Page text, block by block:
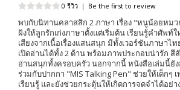
0 รีวิว | Be the first to review
พบกับนิทานคลาสสิก 2 ภาษา เรื่อง "หนูน้อยหม
ฝังให้ลูกรักเก่งภาษาตั้งแต่เริ่มต้น เรียนรู้คำศัพท์
เสียงจากเนื้อเรื่องแสนสนุก มีทั้งเวอร์ชันภาษาไ
เปิดอ่านได้ทั้ง 2 ด้าน พร้อมภาพประกอบน่ารัก
อ่านสนุกทั้งครอบครัว นอกจากนี้ หนังสือเล่มนี้ยัง
ร่วมกับปากกา "MIS Talking Pen" ช่วยให้เด็กๆ
เรียนรู้ และยังช่วยกระตุ้นให้เกิดการจดจำได้อย่า